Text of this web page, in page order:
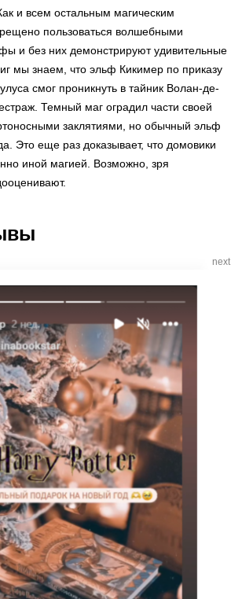
и всем остальным магическим
пользоваться волшебными
и без них демонстрируют удивительные
мы знаем, что эльф Кикимер по приказу
смог проникнуть в тайник Волан-де-
Темный маг оградил части своей
заклятиями, но обычный эльф
Это еще раз доказывает, что домовики
иной магией. Возможно, зря
next